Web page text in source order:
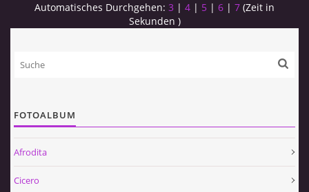
Automatisches Durchgehen: 3 | 4 | 5 | 6 | 7 (Zeit in
Sekunden )
FOTOALBUM
Afrodita
Cicero